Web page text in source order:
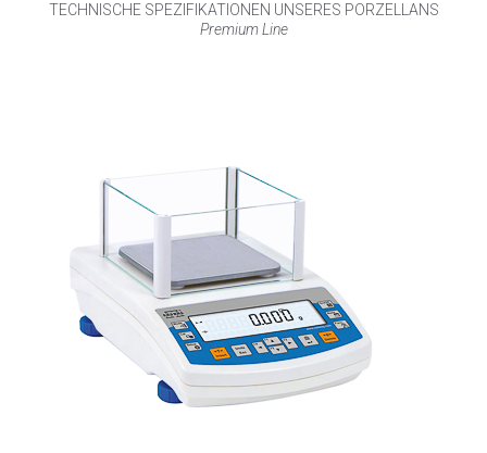
TECHNISCHE SPEZIFIKATIONEN UNSERES PORZELLANS
Premium Line